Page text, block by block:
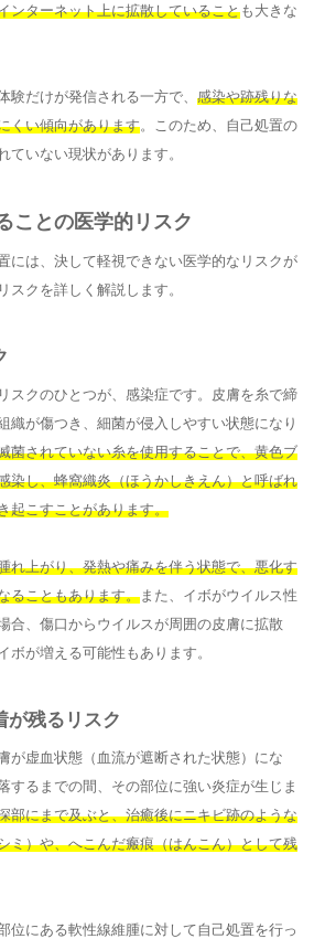
ンターネット上に拡散していることも大きな
験だけが発信される一方で、 感染や跡残りな
くい傾向があります。このため、自己処置の
ていない現状があります。
ことの医学的リスク
には、決して軽視できない医学的なリスクが
スクを詳しく解説します。
スクのひとつが、感染症です。皮膚を糸で締
織が傷つき、細菌が侵入しやすい状態になり
菌されていない糸を使用することで、黄色ブ
染し、蜂窩織炎（ほうかしきえん）と呼ばれ
起こすことがあります。
れ上がり、発熱や痛みを伴う状態で、悪化す
ることもあります。 また、イボがウイルス性
合、傷口からウイルスが周囲の皮膚に拡散
ボが増える可能性もあります。
が残るリスク
が虚血状態（血流が遮断された状態）にな
するまでの間、その部位に強い炎症が生じま
部にまで及ぶと、治癒後にニキビ跡のような
ミ）や、へこんだ瘢痕（はんこん）として残
位にある軟性線維腫に対して自己処置を行っ